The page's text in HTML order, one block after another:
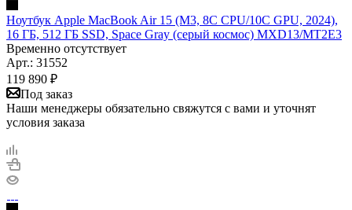
Ноутбук Apple MacBook Air 15 (M3, 8C CPU/10C GPU, 2024),
16 ГБ, 512 ГБ SSD, Space Gray (серый космос) MXD13/MT2E3
Временно отсутствует
Арт.: 31552
119 890 ₽
Под заказ
Наши менеджеры обязательно свяжутся с вами и уточнят
условия заказа